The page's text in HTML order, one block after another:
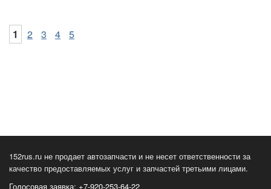
1 2 3 4 5
152rus.ru не продает автозапчасти и не несет ответственности за
качество предоставляемых услуг и запчастей третьими лицами.
Голосовая заявка: +7-920-253-64-22